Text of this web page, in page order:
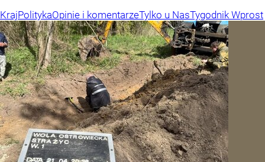
KrajPolitykaOpinie i komentarzeTylko u NasTygodnik Wprost